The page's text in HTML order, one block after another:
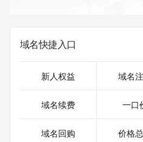
域名快捷入口
新人权益 域名
域名续费 一口
域名回购 价格